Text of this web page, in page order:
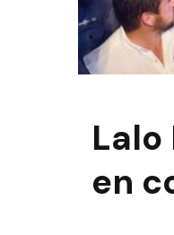
en